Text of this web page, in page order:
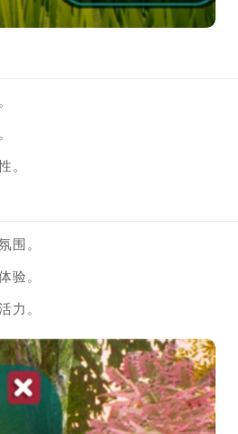
。
围。
验。
力。